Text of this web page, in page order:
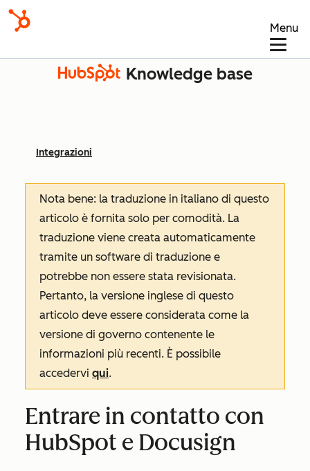
Menu
Knowledge base
Integrazioni
Nota bene: la traduzione in italiano di questo
articolo è fornita solo per comodità. La
traduzione viene creata automaticamente
tramite un software di traduzione e
potrebbe non essere stata revisionata.
Pertanto, la versione inglese di questo
articolo deve essere considerata come la
versione di governo contenente le
informazioni più recenti. È possibile
accedervi qui.
Entrare in contatto con
HubSpot e Docusign